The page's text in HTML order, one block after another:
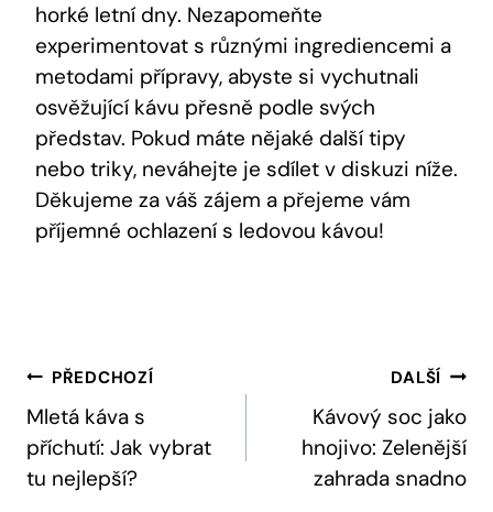
horké letní dny. Nezapomeňte
experimentovat s různými ingrediencemi a
metodami přípravy, abyste si vychutnali
osvěžující kávu přesně podle svých
představ. Pokud máte nějaké další tipy
nebo triky, neváhejte je sdílet v diskuzi níže.
Děkujeme za váš zájem a přejeme vám
příjemné ochlazení s ledovou kávou!
Navigace
Pro
Příspěvek
PŘEDCHOZÍ
Mletá káva s
příchutí: Jak vybrat
tu nejlepší?
DALŠÍ
Kávový soc jako
hnojivo: Zelenější
zahrada snadno